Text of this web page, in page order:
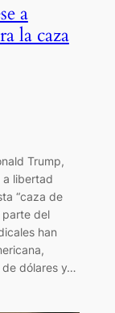
a
la caza
Trump,
a libertad
“caza de
parte del
han
de dólares y…